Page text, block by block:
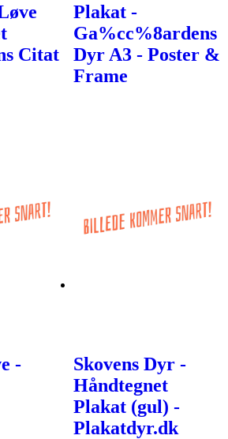
Citat
Plakat -
Ga%cc%8ardens
Dyr A3 - Poster &
Frame
-
Skovens Dyr -
Håndtegnet
Plakat (gul) -
Plakatdyr.dk